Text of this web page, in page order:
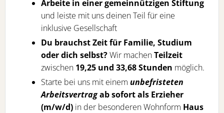
Arbeite in einer gemeinnützigen Stiftung
und leiste mit uns deinen Teil für eine
inklusive Gesellschaft
Du brauchst Zeit für Familie, Studium
oder dich selbst?Wir machenTeilzeit
zwischen 19,25 und 33,68 Stunden möglich.
Starte bei uns mit einem unbefristeten
Arbeitsvertragab sofort als Erzieher
(m/w/d) in der besonderen Wohnform Haus